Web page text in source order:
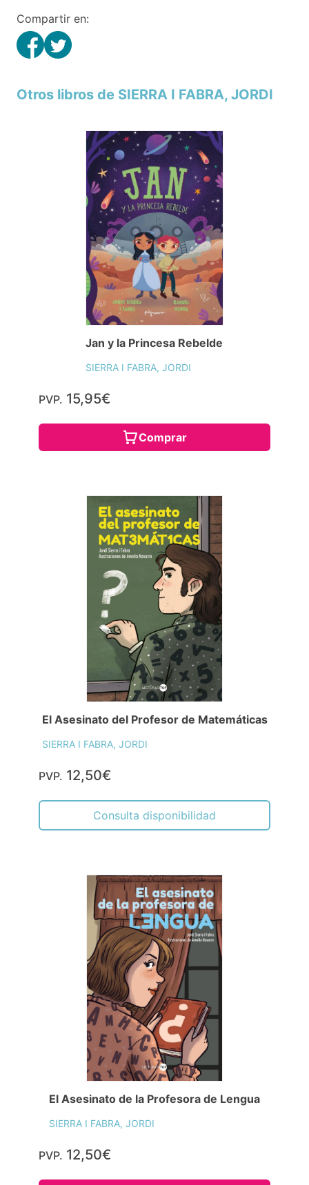
Compartir en:
Otros libros de SIERRA I FABRA, JORDI
Jan y la Princesa Rebelde
SIERRA I FABRA, JORDI
PVP. 15,95€
Comprar
El Asesinato del Profesor de Matemáticas
SIERRA I FABRA, JORDI
PVP. 12,50€
Consulta disponibilidad
El Asesinato de la Profesora de Lengua
SIERRA I FABRA, JORDI
PVP. 12,50€